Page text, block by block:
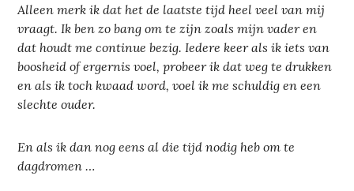
Alleen merk ik dat het de laatste tijd heel veel van mij
vraagt. Ik ben zo bang om te zijn zoals mijn vader en
dat houdt me continue bezig. Iedere keer als ik iets van
boosheid of ergernis voel, probeer ik dat weg te drukken
en als ik toch kwaad word, voel ik me schuldig en een
slechte ouder.
En als ik dan nog eens al die tijd nodig heb om te
dagdromen …